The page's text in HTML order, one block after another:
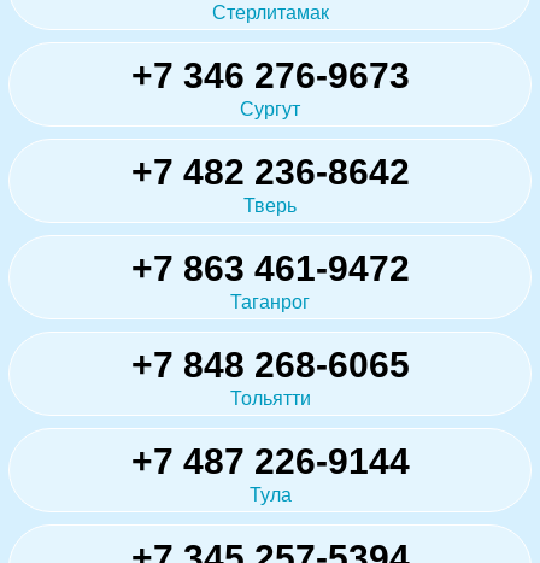
Стерлитамак
+7 346 276-9673
Сургут
+7 482 236-8642
Тверь
+7 863 461-9472
Таганрог
+7 848 268-6065
Тольятти
+7 487 226-9144
Тула